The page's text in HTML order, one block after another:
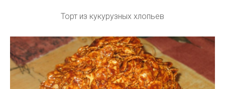
Торт из кукурузных хлопьев